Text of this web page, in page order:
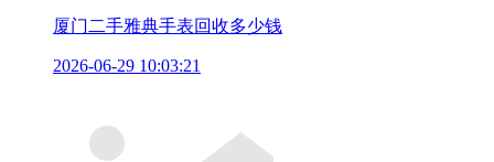
厦门二手雅典手表回收多少钱
2026-06-29 10:03:21